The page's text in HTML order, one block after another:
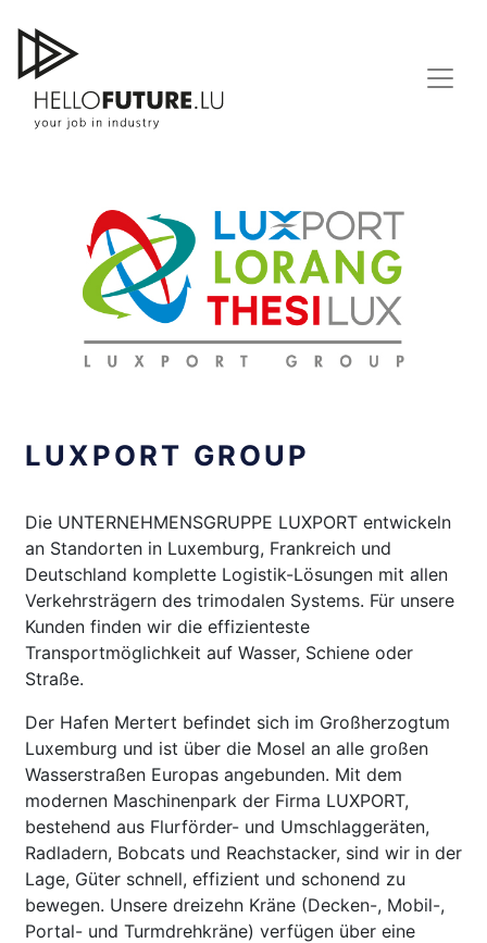
content
LUXPORT GROUP
Die UNTERNEHMENSGRUPPE LUXPORT entwickeln
an Standorten in Luxemburg, Frankreich und
Deutschland komplette Logistik-Lösungen mit allen
Verkehrsträgern des trimodalen Systems. Für unsere
Kunden finden wir die effizienteste
Transportmöglichkeit auf Wasser, Schiene oder
Straße.
Der Hafen Mertert befindet sich im Großherzogtum
Luxemburg und ist über die Mosel an alle großen
Wasserstraßen Europas angebunden. Mit dem
modernen Maschinenpark der Firma LUXPORT,
bestehend aus Flurförder- und Umschlaggeräten,
Radladern, Bobcats und Reachstacker, sind wir in der
Lage, Güter schnell, effizient und schonend zu
bewegen. Unsere dreizehn Kräne (Decken-, Mobil-,
Portal- und Turmdrehkräne) verfügen über eine